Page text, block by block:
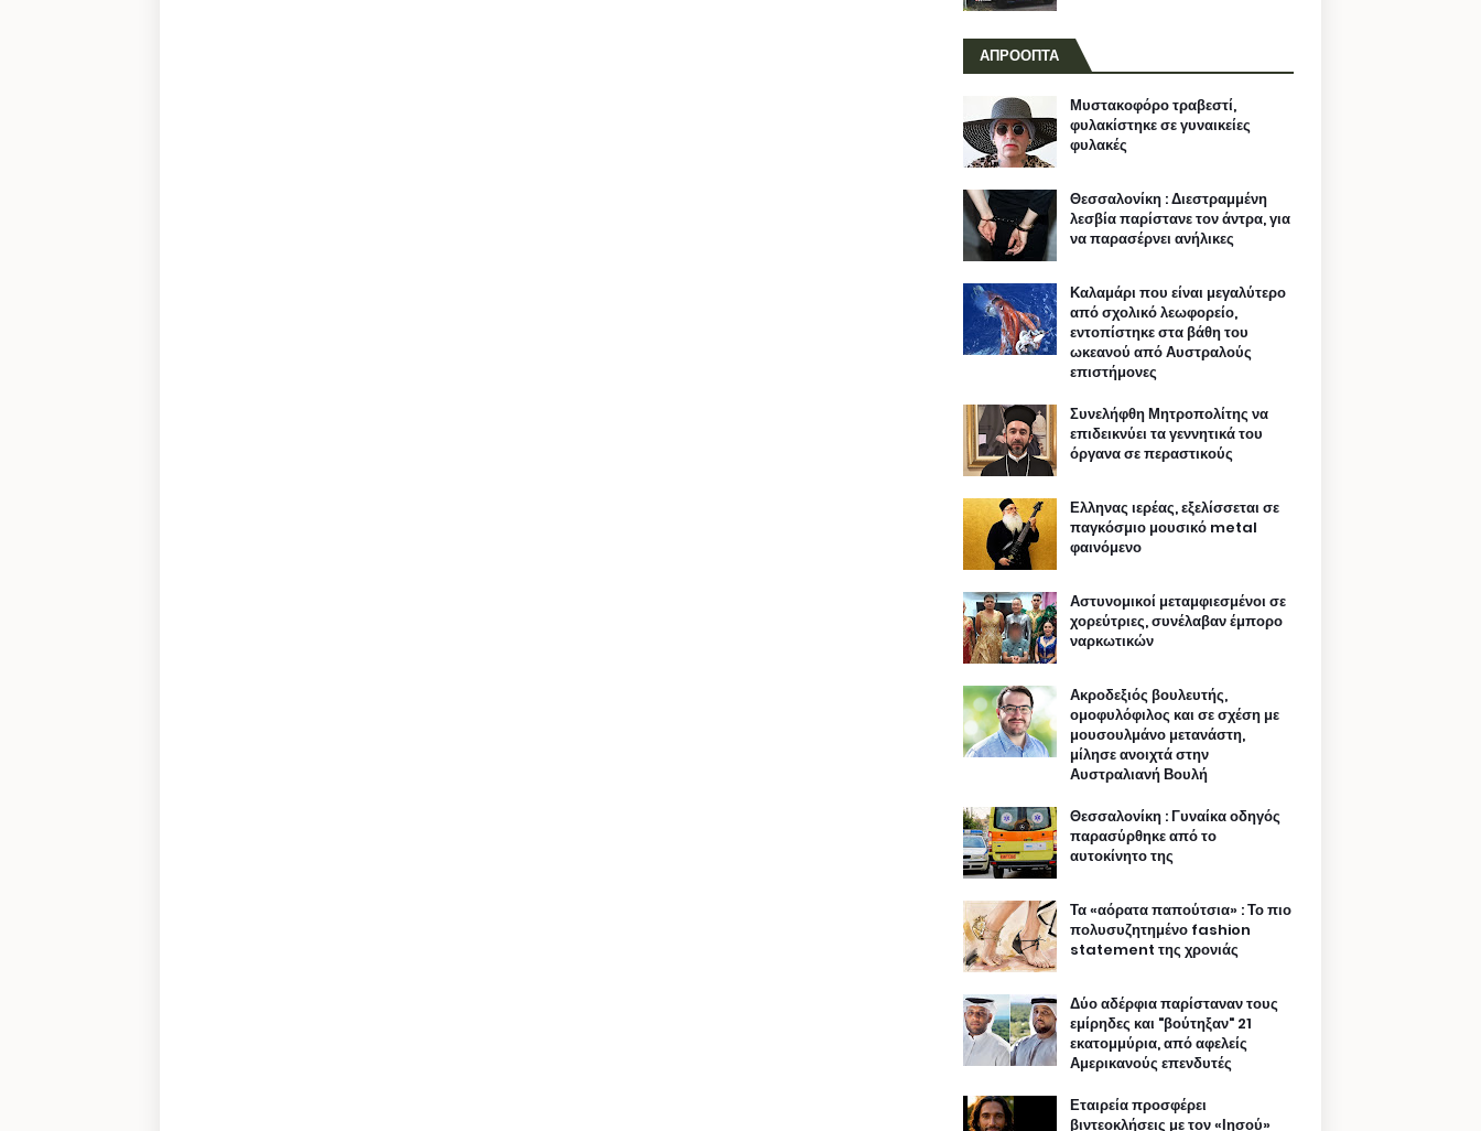
ΑΠΡΟΟΠΤΑ
Μυστακοφόρο τραβεστί,
φυλακίστηκε σε γυναικείες
φυλακές
Θεσσαλονίκη : Διεστραμμένη
λεσβία παρίστανε τον άντρα, για
να παρασέρνει ανήλικες
Καλαμάρι που είναι μεγαλύτερο
από σχολικό λεωφορείο,
εντοπίστηκε στα βάθη του
ωκεανού από Αυστραλούς
επιστήμονες
Συνελήφθη Μητροπολίτης να
επιδεικνύει τα γεννητικά του
όργανα σε περαστικούς
Ελληνας ιερέας, εξελίσσεται σε
παγκόσμιο μουσικό metal
φαινόμενο
Αστυνομικοί μεταμφιεσμένοι σε
χορεύτριες, συνέλαβαν έμπορο
ναρκωτικών
Ακροδεξιός βουλευτής,
ομοφυλόφιλος και σε σχέση με
μουσουλμάνο μετανάστη,
μίλησε ανοιχτά στην
Αυστραλιανή Βουλή
Θεσσαλονίκη : Γυναίκα οδηγός
παρασύρθηκε από το
αυτοκίνητο της
Τα «αόρατα παπούτσια» : Το πιο
πολυσυζητημένο fashion
statement της χρονιάς
Δύο αδέρφια παρίσταναν τους
εμίρηδες και "βούτηξαν" 21
εκατομμύρια, από αφελείς
Αμερικανούς επενδυτές
Εταιρεία προσφέρει
βιντεοκλήσεις με τον «Ιησού»